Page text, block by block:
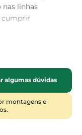
nas linhas
cumprir
vai também
de Taeda
perfeitamente
incrivelmente
algumas dúvidas
montagens e